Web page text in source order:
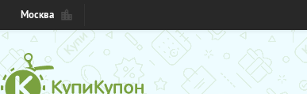
Москва